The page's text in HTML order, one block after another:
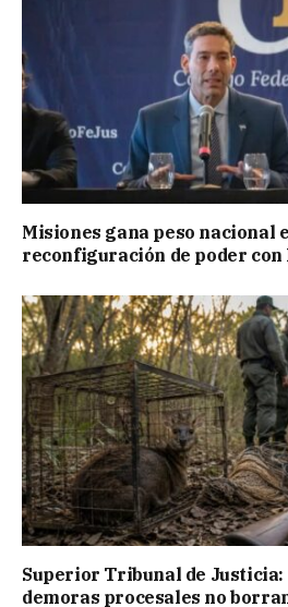
Misiones gana peso nacional
reconfiguración de poder
Superior Tribunal de Justicia:
demoras procesales no